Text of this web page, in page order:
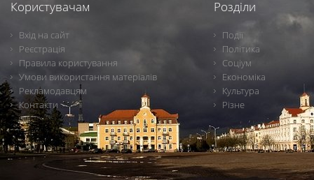
Користувачам
Вхід на сайт
Реєстрація
Правила користування
Умови використання матеріалів
Рекламодавцям
Контакти
Розділи
Події
Політика
Соціум
Економіка
Культура
Різне